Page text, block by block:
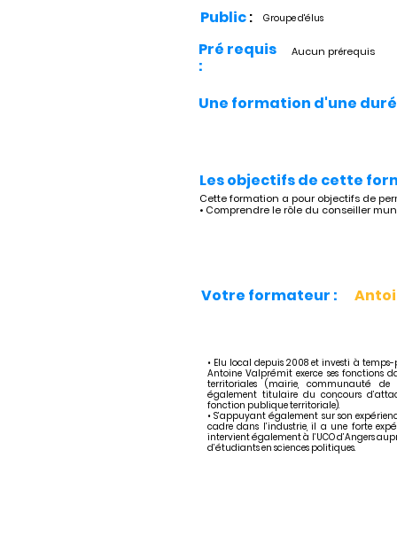
Public: Groupe d'élus
Pré requis
:
Aucun prérequis
Une formation d'une
Les objectifs de cette
Cette formation a pour objectifs de
• Comprendre le rôle du conseiller
Votre formateur :
• Elu local depuis 2008 et investi à
Antoine Valprémit exerce ses fonctions
territoriales (mairie, communauté de
également titulaire du concours
fonction publique territoriale).
• S’appuyant également sur son
cadre dans l’industrie, il a une forte
intervient également à l’UCO d’Angers
d’étudiants en sciences politiques.